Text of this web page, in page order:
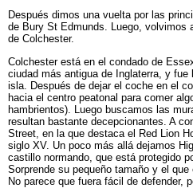
Después dimos una vuelta por las
de Bury St Edmunds. Luego, volvimos
de Colchester.
Colchester está en el condado de
ciudad más antigua de Inglaterra, y fue
isla. Después de dejar el coche en el
hacia el centro peatonal para comer
hambrientos). Luego buscamos las
resultan bastante decepcionantes. A
Street, en la que destaca el Red Lion
siglo XV. Un poco más allá dejamos
castillo normando, que está protegido
Sorprende su pequeño tamaño y el
No parece que fuera fácil de defender,